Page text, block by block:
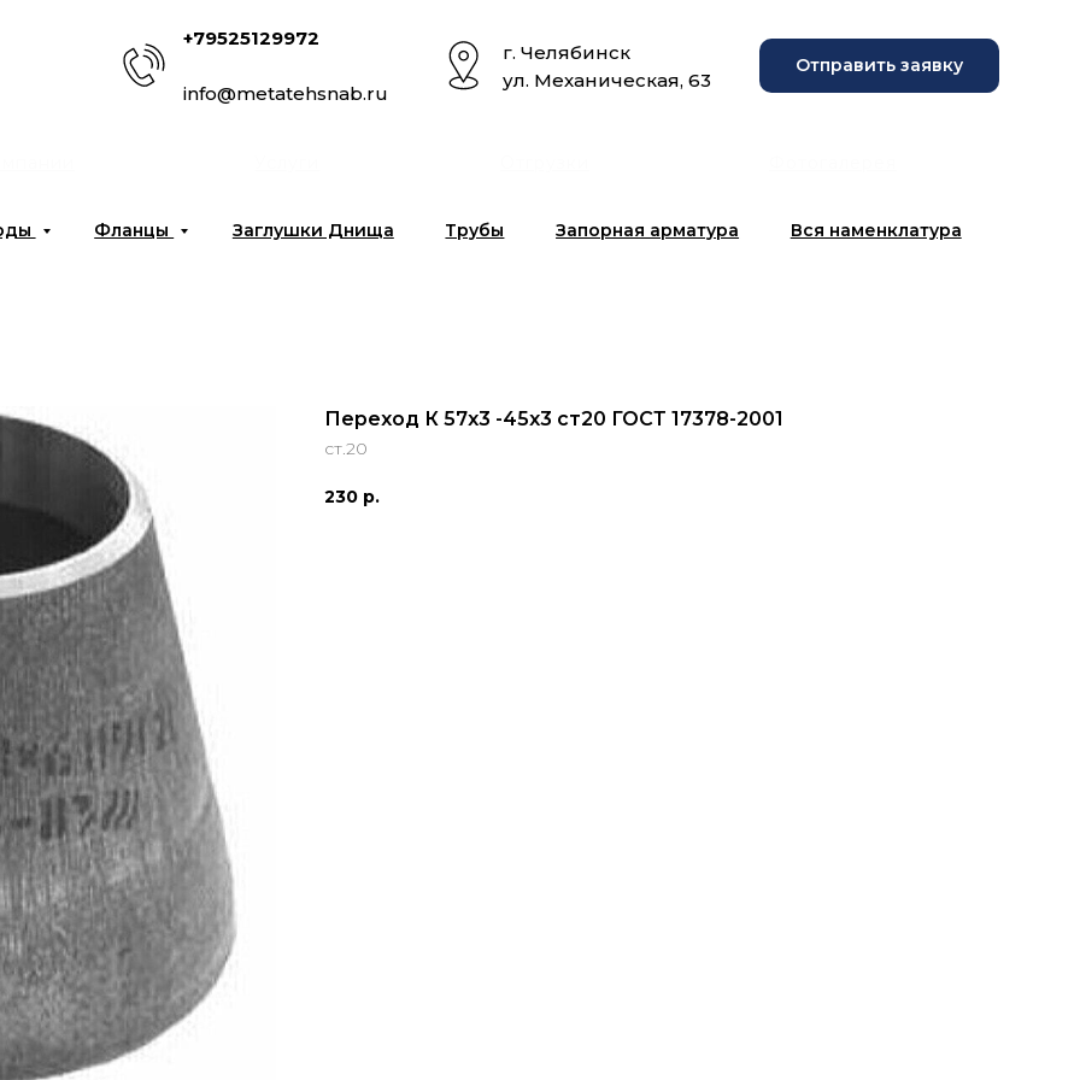
+79525129972
info@metatehsnab.ru
г. Челябинск
ул. Механическая, 63
Отправить заявку
Фланцы Заглушки Днища Трубы Запорная арматура Вся наменклатура
Переход К 57х3 -45х3 ст20 ГОСТ 17378-2001
ст.20
230 р.